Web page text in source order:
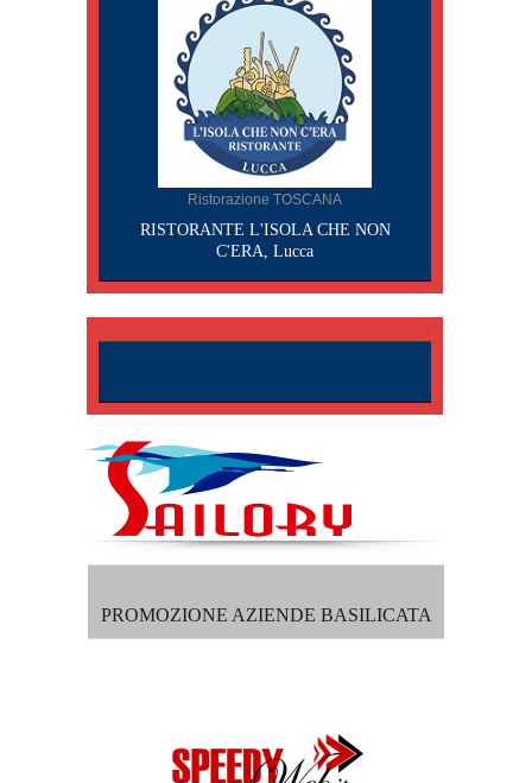
Ristorazione TOSCANA
RISTORANTE L'ISOLA CHE NON
C'ERA, Lucca
PROMOZIONE AZIENDE BASILICATA